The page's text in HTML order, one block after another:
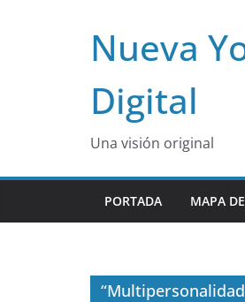
Nueva
Digital
Una visión original
PORTADA MAPA